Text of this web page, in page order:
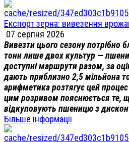
Експорт зерна: вивезення
07 серпня 2026
Вивезти цього сезону потрібно
тонн лише двох культур —
доступні маршрути разом, за
дають приблизно 2,5 мільйона
арифметика розтягує цей
цим розривом пояснюється те,
відкуповують пшеницю з
Більше інформації